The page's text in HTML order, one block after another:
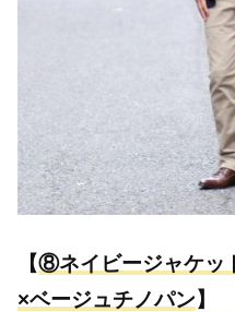
【⑧ネイビージャケッ
×ベージュチノパン】